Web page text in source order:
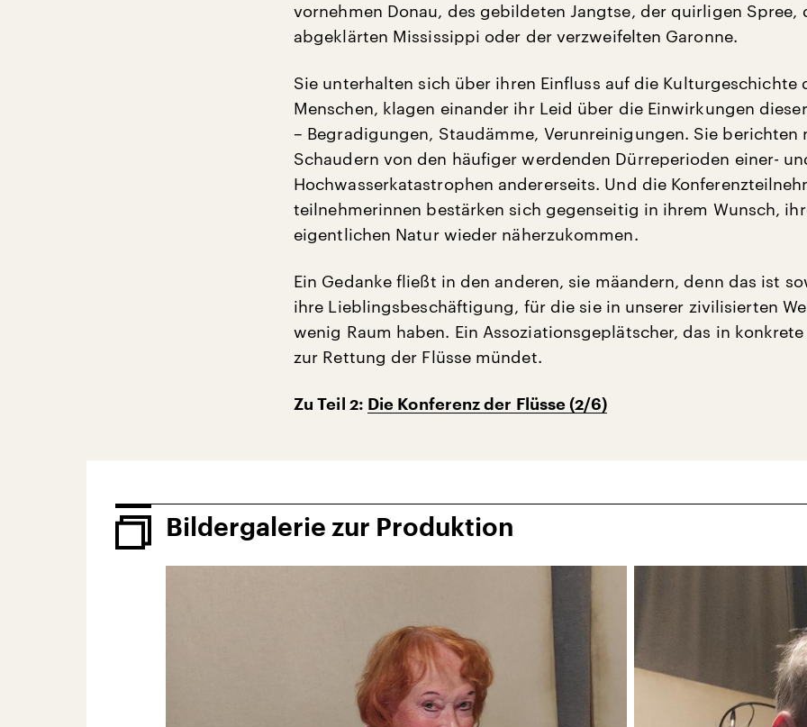
vornehmen Donau, des gebildeten Jangtse, der quirligen Spree,
abgeklärten Mississippi oder der verzweifelten Garonne.
Sie unterhalten sich über ihren Einfluss auf die Kulturgeschichte
Menschen, klagen einander ihr Leid über die Einwirkungen
– Begradigungen, Staudämme, Verunreinigungen. Sie berichten
Schaudern von den häufiger werdenden Dürreperioden einer-
Hochwasserkatastrophen andererseits. Und die
teilnehmerinnen bestärken sich gegenseitig in ihrem Wunsch,
eigentlichen Natur wieder näherzukommen.
Ein Gedanke fließt in den anderen, sie mäandern, denn das ist
ihre Lieblingsbeschäftigung, für die sie in unserer zivilisierten
wenig Raum haben. Ein Assoziationsgeplätscher, das in konkrete
zur Rettung der Flüsse mündet.
Zu Teil 2: Die Konferenz der Flüsse (2/6)
Bildergalerie zur Produktion